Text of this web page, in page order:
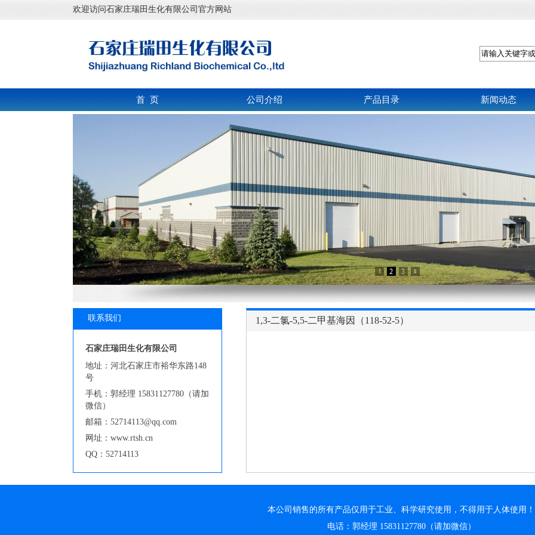
欢迎访问石家庄瑞田生化有限公司官方网站
首 页 公司介绍 产品目录 新闻动态
联系我们
石家庄瑞田生化有限公司
地址：河北石家庄市裕华东路148
号
手机：郭经理 15831127780（请加
微信）
邮箱：52714113@qq.com
网址：www.rtsh.cn
QQ：52714113
1,3-二氯-5,5-二甲基海因（118-52-5）
本公司销售的所有产品仅用于工业、科学研究使用，不得用于人体使用！
电话：郭经理 15831127780（请加微信）